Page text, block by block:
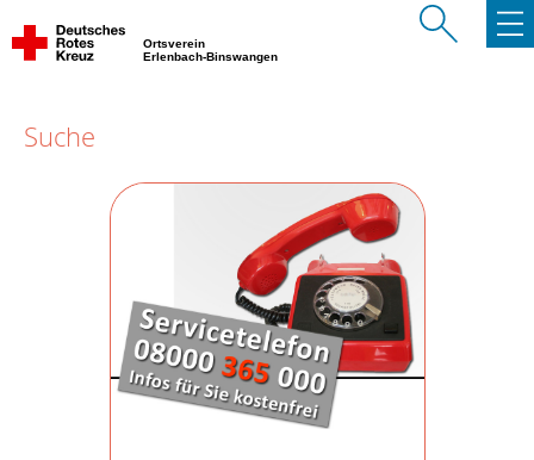
Ortsverein
Erlenbach-Binswangen
Suche